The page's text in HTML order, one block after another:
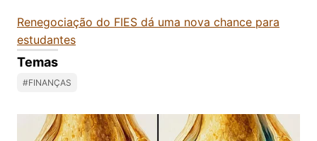
Renegociação do FIES dá uma nova chance para
estudantes
Temas
#FINANÇAS